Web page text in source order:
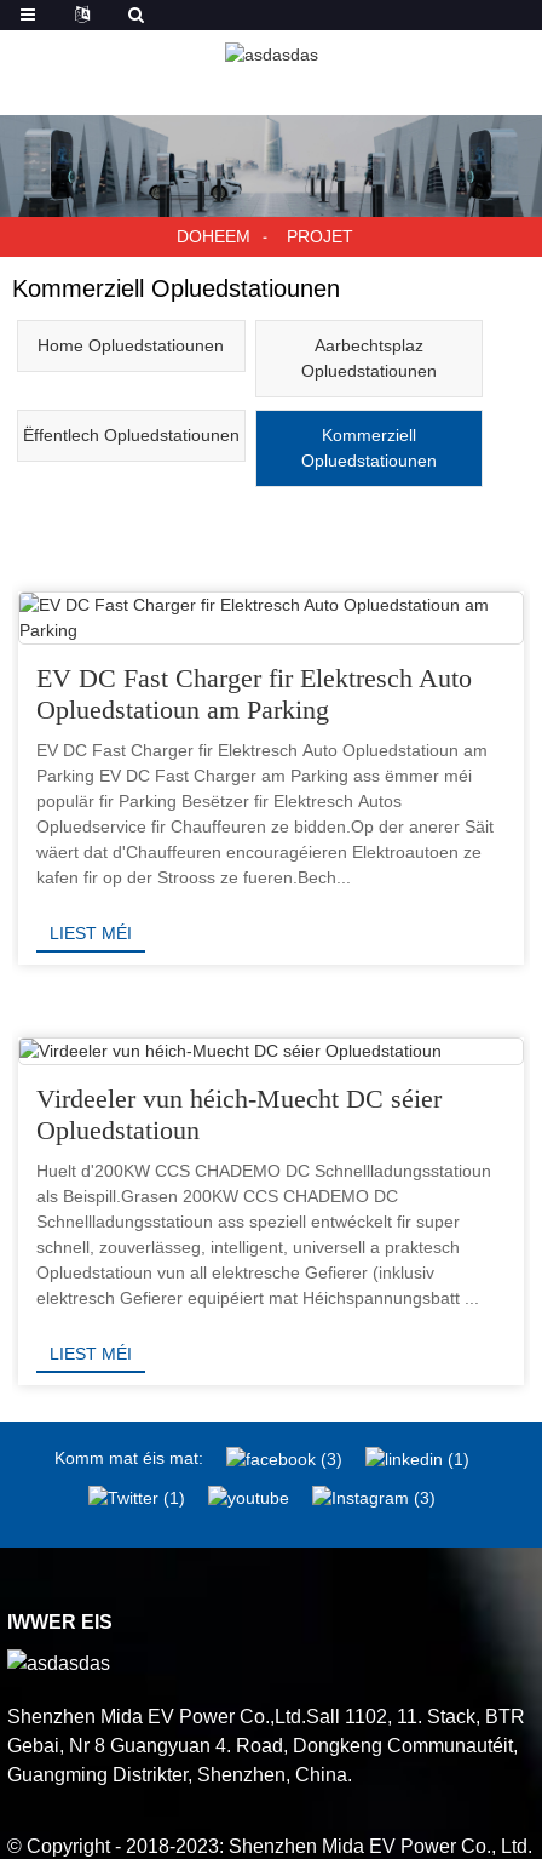
DOHEEM PROJET
Kommerziell Opluedstatiounen
Home Opluedstatiounen
Aarbechtsplaz
Opluedstatiounen
Ëffentlech Opluedstatiounen
Kommerziell
Opluedstatiounen
EV DC Fast Charger fir Elektresch Auto
Opluedstatioun am Parking
EV DC Fast Charger fir Elektresch Auto Opluedstatioun am
Parking EV DC Fast Charger am Parking ass ëmmer méi
populär fir Parking Besëtzer fir Elektresch Autos
Opluedservice fir Chauffeuren ze bidden.Op der anerer Säit
wäert dat d'Chauffeuren encouragéieren Elektroautoen ze
kafen fir op der Strooss ze fueren.Bech...
LIEST MÉI
Virdeeler vun héich-Muecht DC séier
Opluedstatioun
Huelt d'200KW CCS CHADEMO DC Schnellladungsstatioun
als Beispill.Grasen 200KW CCS CHADEMO DC
Schnellladungsstatioun ass speziell entwéckelt fir super
schnell, zouverlässeg, intelligent, universell a praktesch
Opluedstatioun vun all elektresche Gefierer (inklusiv
elektresch Gefierer equipéiert mat Héichspannungsbatt ...
LIEST MÉI
Komm mat éis mat:
IWWER EIS
Shenzhen Mida EV Power Co.,Ltd.Sall 1102, 11. Stack, BTR
Gebai, Nr 8 Guangyuan 4. Road, Dongkeng Communautéit,
Guangming Distrikter, Shenzhen, China.
© Copyright - 2018-2023: Shenzhen Mida EV Power Co., Ltd.